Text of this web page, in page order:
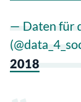
— Daten für
2018